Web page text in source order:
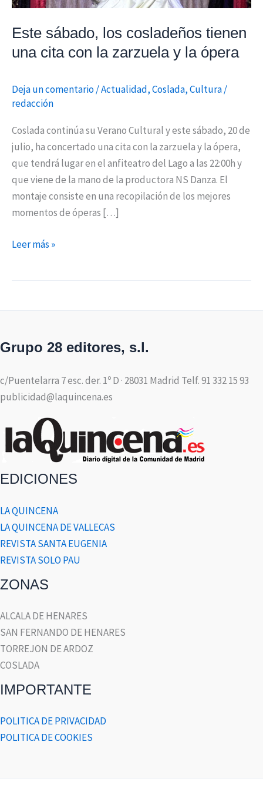
Este sábado, los cosladeños tienen
una cita con la zarzuela y la ópera
Deja un comentario/Actualidad,Coslada,Cultura/
redacción
Coslada continúa su Verano Cultural y este sábado, 20 de
julio, ha concertado una cita con la zarzuela y la ópera,
que tendrá lugar en el anfiteatro del Lago a las 22:00h y
que viene de la mano de la productora NS Danza. El
montaje consiste en una recopilación de los mejores
momentos de óperas […]
zarzuela
Leer más »
Grupo 28 editores, s.l.
c/Puentelarra 7 esc. der. 1º D · 28031 Madrid Telf. 91 332 15 93
publicidad@laquincena.es
EDICIONES
LA QUINCENA
LA QUINCENA DE VALLECAS
REVISTA SANTA EUGENIA
REVISTA SOLO PAU
ZONAS
ALCALA DE HENARES
SAN FERNANDO DE HENARES
TORREJON DE ARDOZ
COSLADA
IMPORTANTE
POLITICA DE PRIVACIDAD
POLITICA DE COOKIES